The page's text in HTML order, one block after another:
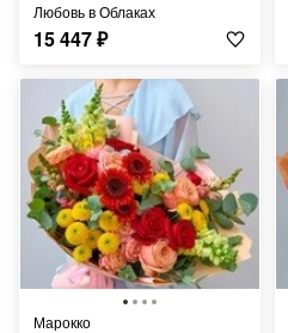
Любовь в Облаках
15 447₽
Марокко